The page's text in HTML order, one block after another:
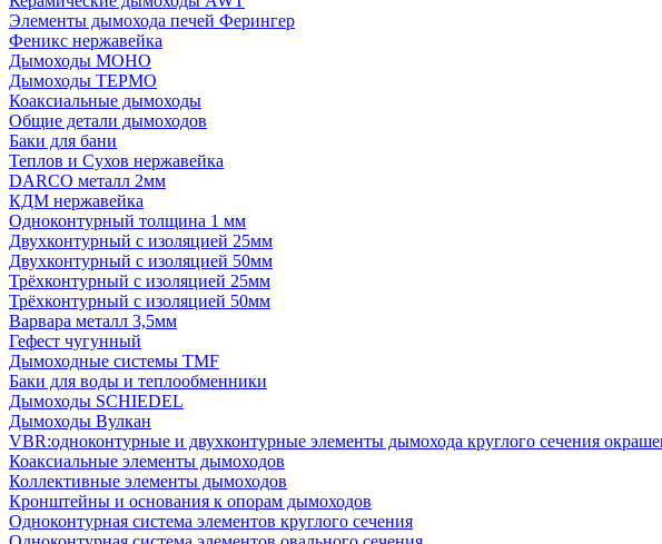
Элементы дымохода печей Ферингер
Феникс нержавейка
Дымоходы МОНО
Дымоходы ТЕРМО
Коаксиальные дымоходы
Общие детали дымоходов
Баки для бани
Теплов и Сухов нержавейка
DARCO металл 2мм
КДМ нержавейка
Одноконтурный толщина 1 мм
Двухконтурный с изоляцией 25мм
Двухконтурный с изоляцией 50мм
Трёхконтурный с изоляцией 25мм
Трёхконтурный с изоляцией 50мм
Варвара металл 3,5мм
Гефест чугунный
Дымоходные системы TMF
Баки для воды и теплообменники
Дымоходы SCHIEDEL
Дымоходы Вулкан
VBR:одноконтурные и двухконтурные элементы дымохода круглого сечения
Коаксиальные элементы дымоходов
Коллективные элементы дымоходов
Кронштейны и основания к опорам дымоходов
Одноконтурная система элементов круглого сечения